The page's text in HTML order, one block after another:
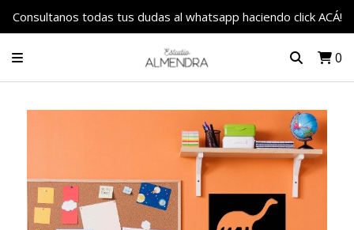
Consultanos todas tus dudas al whatsapp haciendo click ACÁ!
0